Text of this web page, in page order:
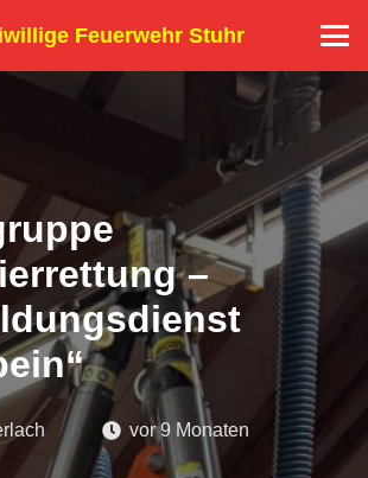
Feuerwehr Stuhr
–
vor 9 Monaten